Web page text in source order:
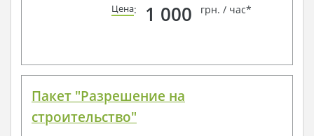
Цена: 1 000 грн. / час*
Пакет "Разрешение на
строительство"